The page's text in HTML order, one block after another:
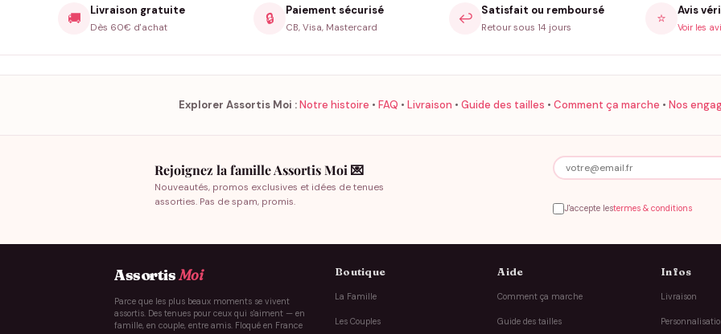
🚚 Livraison gratuite
Dès 60€ d'achat
🔒 Paiement sécurisé
CB, Visa, Mastercard
↩️ Satisfait ou remboursé
Retour sous 14 jours
⭐ Avis
Voir les
Explorer Assortis Moi :Notre histoire • FAQ • Livraison • Guide des tailles • Comment ça marche • Nos
Rejoignez la famille Assortis Moi 💌
Nouveautés, promos exclusives et idées de tenues
assorties. Pas de spam, promis.
J'accepte lestermes & conditions
AssortisMoi
Parce que les plus beaux moments se vivent
assortis. Des tenues pour ceux qui s'aiment — en
famille, en couple, entre amis. Floqué en France
Boutique
La Famille
Les Couples
Aide
Comment ça marche
Guide des tailles
Infos
Livraison